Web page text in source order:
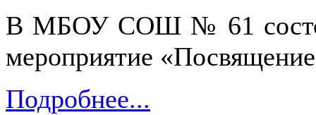
В МБОУ СОШ № 61
мероприятие
Подробнее...